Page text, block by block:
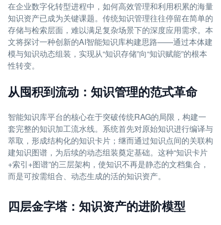
在企业数字化转型进程中，如何高效管理和利用积累的海量
知识资产已成为关键课题。传统知识管理往往停留在简单的
存储与检索层面，难以满足复杂场景下的深度应用需求。本
文将探讨一种创新的AI智能知识库构建思路——通过本体建
模与知识动态组装，实现从“知识存储”向“知识赋能”的根本
性转变。
从囤积到流动：知识管理的范式革命
智能知识库平台的核心在于突破传统RAG的局限，构建一
套完整的知识加工流水线。系统首先对原始知识进行编译与
萃取，形成结构化的知识卡片；继而通过知识点间的关联构
建知识图谱，为后续的动态组装奠定基础。这种“知识卡片
+索引+图谱”的三层架构，使知识不再是静态的文档集合，
而是可按需组合、动态生成的活的知识资产。
四层金字塔：知识资产的进阶模型